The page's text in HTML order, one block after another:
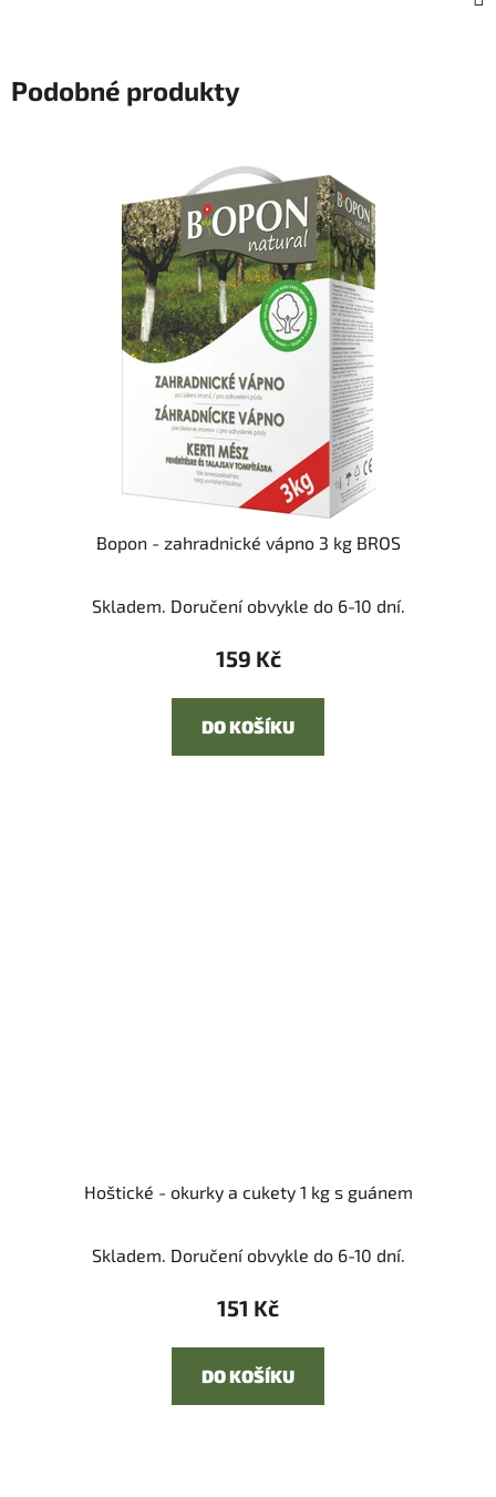
Podobné produkty
Bopon - zahradnické vápno 3 kg BROS
Skladem. Doručení obvykle do 6-10 dní.
159 Kč
DO KOŠÍKU
Hoštické - okurky a cukety 1 kg s guánem
Skladem. Doručení obvykle do 6-10 dní.
151 Kč
DO KOŠÍKU